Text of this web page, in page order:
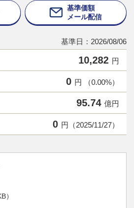
基準価額
メール配信
基準日：2026/08/06
10,282 円
0 円 （0.00%）
95.74 億円
0 円（2025/11/27）
）